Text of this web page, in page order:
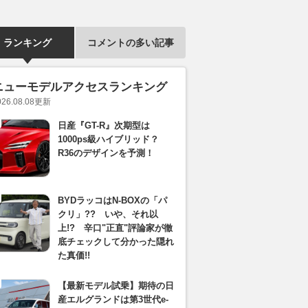
ランキング コメントの多い記事
ューモデルアクセスランキング
更新
日産『GT-R』次期型は
1000ps級ハイブリッド？
R36のデザインを予測！
BYDラッコはN-BOXの「パ
クリ」?? いや、それ以
上!? 辛口"正直"評論家が徹
底チェックして分かった隠れ
た真価!!
【最新モデル試乗】期待の日
産エルグランドは第3世代e-